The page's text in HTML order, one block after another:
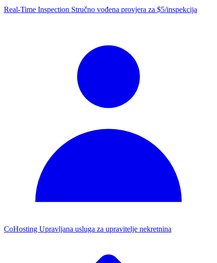
Real-Time Inspection Stručno vođena provjera za $5/inspekcija
CoHosting Upravljana usluga za upravitelje nekretnina